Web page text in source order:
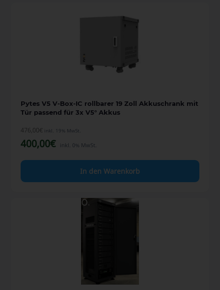
Pytes V5 V-Box-IC rollbarer 19 Zoll Akkuschrank mit
Tür passend für 3x V5° Akkus
476,00€ inkl. 19% MwSt.
400,00€ inkl. 0% MwSt.
In den Warenkorb